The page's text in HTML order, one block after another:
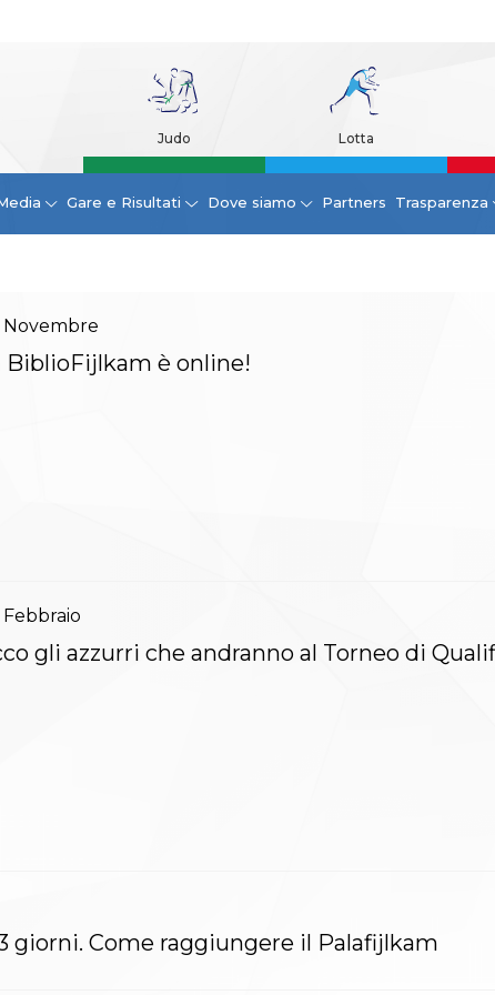
Judo Lotta
Gare e Risultati Dove siamo Partners Trasparenza
Novembre
BiblioFijlkam è online!
Febbraio
gli azzurri che andranno al Torneo di
giorni. Come raggiungere il Palafijlkam